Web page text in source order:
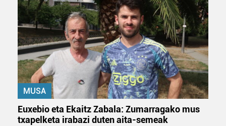
zerbitzuak hobetzeko asmoz, cookie teknologiaz
baliatzen gara. Ohar hau onartuz gero, teknologia hori
erabiltzeko baimen esplizitua ematen diguzu.Gehiago
irakurri
MUSA
Euxebio eta Ekaitz Zabala: Zumarragako mus
txapelketa irabazi duten aita-semeak